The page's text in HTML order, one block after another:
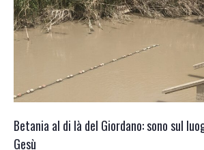
Betania al di là del Giordano: sono sul
Gesù